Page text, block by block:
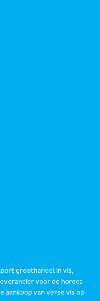
groothandel in vis,
voor de horeca
aankoop van verse vis op